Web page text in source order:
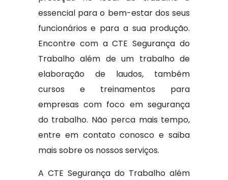
essencial para o bem-estar dos seus
funcionários e para a sua produção.
Encontre com a CTE Segurança do
Trabalho além de um trabalho de
elaboração de laudos, também
cursos e treinamentos para
empresas com foco em segurança
do trabalho. Não perca mais tempo,
entre em contato conosco e saiba
mais sobre os nossos serviços.
A CTE Segurança do Trabalho além